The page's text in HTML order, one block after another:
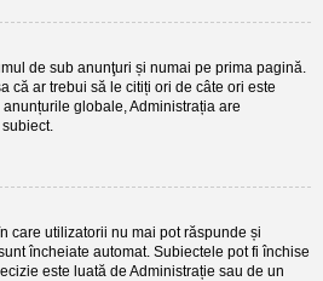
de sub anunţuri și numai pe prima pagină.
că ar trebui să le citiți ori de câte ori este
globale, Administrația are
care utilizatorii nu mai pot răspunde și
încheiate automat. Subiectele pot fi închise
este luată de Administrație sau de un